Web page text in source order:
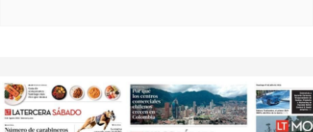
Opens in new window Opens in